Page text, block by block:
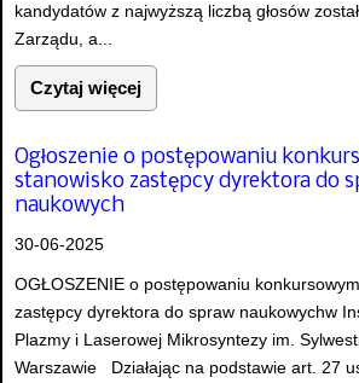
kandydatów z najwyższą liczbą głosów
Zarządu, a...
Czytaj więcej
Ogłoszenie o postępowaniu
stanowisko zastępcy dyrektora do
naukowych
30-06-2025
OGŁOSZENIE o postępowaniu
zastępcy dyrektora do spraw naukowychw
Plazmy i Laserowej Mikrosyntezy im.
Warszawie Działając na podstawie art. 27